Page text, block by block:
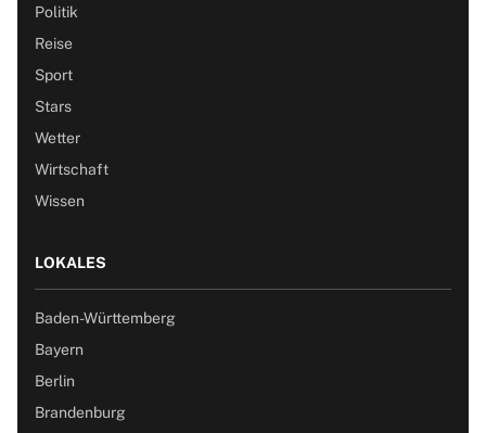
Politik
Reise
Sport
Stars
Wetter
Wirtschaft
Wissen
LOKALES
Baden-Württemberg
Bayern
Berlin
Brandenburg